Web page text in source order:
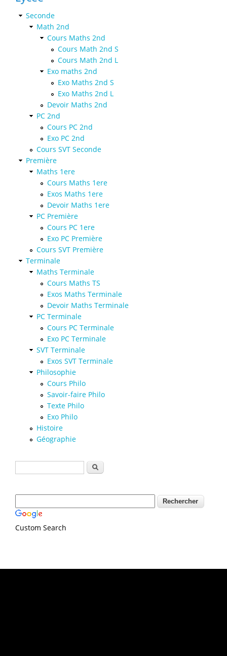
Seconde
Math 2nd
Cours Maths 2nd
Cours Math 2nd S
Cours Math 2nd L
Exo maths 2nd
Exo Maths 2nd S
Exo Maths 2nd L
Devoir Maths 2nd
PC 2nd
Cours PC 2nd
Exo PC 2nd
Cours SVT Seconde
Première
Maths 1ere
Cours Maths 1ere
Exos Maths 1ere
Devoir Maths 1ere
PC Première
Cours PC 1ere
Exo PC Première
Cours SVT Première
Terminale
Maths Terminale
Cours Maths TS
Exos Maths Terminale
Devoir Maths Terminale
PC Terminale
Cours PC Terminale
Exo PC Terminale
SVT Terminale
Exos SVT Terminale
Philosophie
Cours Philo
Savoir-faire Philo
Texte Philo
Exo Philo
Histoire
Géographie
Formulaire de recherche
Rechercher
Custom Search